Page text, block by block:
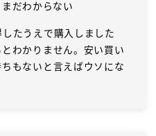
Me
だわからない
たうえで購入しました
わかりません。安い買い
もないと言えばウソにな